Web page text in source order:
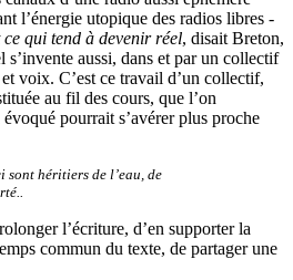
l’énergie utopique des radios libres -
qui tend à devenir réel, disait Breton,
s’invente aussi, dans et par un collectif
voix. C’est ce travail d’un collectif,
au fil des cours, que l’on
pourrait s’avérer plus proche
sont héritiers de l’eau, de
l’écriture, d’en supporter la
commun du texte, de partager une